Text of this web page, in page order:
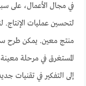
في مجال الأعمال، على
لتحسين عمليات
منتج معين. يمكن طرح
المستغرق في مرحلة
إلى التفكير في تقنيات